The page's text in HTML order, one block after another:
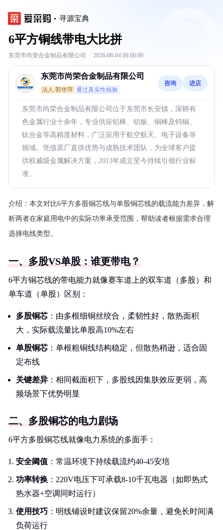
寻源宝典
6平方铜线带电大比拼
东莞市尚荣合金制品有限公司 · 2026-08-04 08:00:00
东莞市尚荣合金制品有限公司
法人:郭华萍 通过真实性核验
咨询 进店
东莞市尚荣合金制品有限公司位于东莞市长安镇，深耕有
色金属行业十余年，专业供应铝棒、铝板、铜棒及钨铜、
钛合金等高精度材料，广泛应用于航空航天、电子设备等
领域。凭借原厂直供优势与成熟技术团队，为全球客户提
供权威级金属解决方案，2013年成立至今持续引领行业标
准。
介绍： 本文对比6平方多股铜芯线与单股铜芯线的载流能力差异，解
析两者在家庭用电中的实际功率承受范围，帮助读者根据需求合理
选择电线类型。
一、多股VS单股：谁更带电？
6平方铜芯线的带电能力就像赛车道上的双车道（多股）和
单车道（单股）区别：
多股铜芯 ：由多根细铜丝绞合，柔韧性好，散热面积
大，实际载流量比单股高10%左右
单股铜芯 ：单根粗铜线结构稳定，但散热稍逊，适合固
定布线
关键差异 ：相同截面积下，多股线因集肤效应更弱，高
频场景下优势明显
二、多股铜芯的电力剧场
6平方多股铜芯线就像电力系统的多面手：
安全阈值 ：常温环境下持续载流约40-45安培
功率转换 ：220V电压下可承载8-10千瓦电器（如即热式
热水器+空调同时运行）
使用技巧 ：明线铺设时建议保留20%余量，避免长时间满
负荷运行